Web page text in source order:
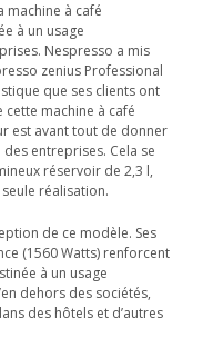
machine à café
à un usage
Nespresso a mis
zenius Professional
que ses clients ont
cette machine à café
est avant tout de donner
entreprises. Cela se
réservoir de 2,3 l,
réalisation.
de ce modèle. Ses
(1560 Watts) renforcent
à un usage
dehors des sociétés,
des hôtels et d’autres